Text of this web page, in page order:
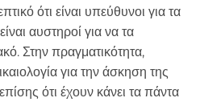
ότι είναι υπεύθυνοι για τα
αυστηροί για να τα
Στην πραγματικότητα,
για την άσκηση της
ότι έχουν κάνει τα πάντα